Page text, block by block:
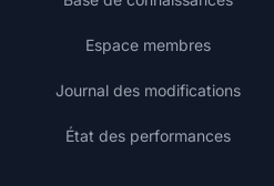
Espace membres
Journal des modifications
État des performances